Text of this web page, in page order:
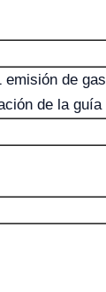
de
de la guía